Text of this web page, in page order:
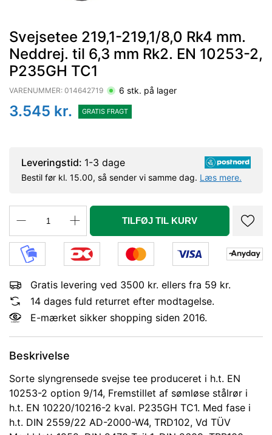
Svejsetee 219,1-219,1/8,0 Rk4 mm.
Neddrej. til 6,3 mm Rk2. EN 10253-2,
P235GH TC1
VARENUMMER: 014642719 6 stk. på lager
3.545 kr. GRATIS FRAGT
Leveringstid: 1-3 dage
Bestil før kl. 15.00, så sender vi samme dag. Læs mere.
TILFØJ TIL KURV
Gratis levering ved 3500 kr. ellers fra 59 kr.
14 dages fuld returret efter modtagelse.
E-mærket sikker shopping siden 2016.
Beskrivelse
Sorte slyngrensede svejse tee produceret i h.t. EN
10253-2 option 9/14, Fremstillet af sømløse stålrør i
h.t. EN 10220/10216-2 kval. P235GH TC1. Med fase i
h.t. DIN 2559/22 AD-2000-W4, TRD102, Vd TÜV